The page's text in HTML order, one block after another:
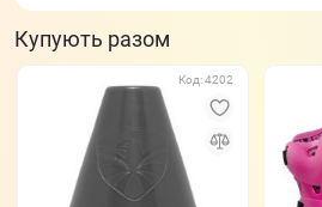
Купують разом
Код: 4202